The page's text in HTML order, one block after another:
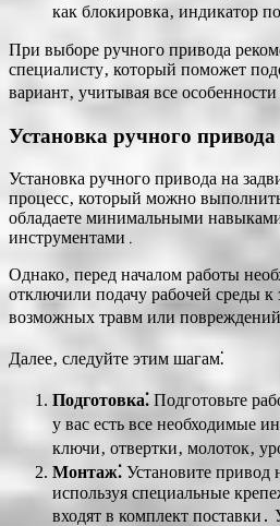
как блокировка‚ индикатор
При выборе ручного привода
специалисту‚ который поможет
вариант‚ учитывая все
Установка ручного привода
Установка ручного привода на
процесс‚ который можно
обладаете минимальными
инструментами․
Однако‚ перед началом работы
отключили подачу рабочей среды к
возможных травм или
Далее‚ следуйте этим шагам⁚
Подготовка⁚ Подготовьте
у вас есть все необходимые
ключи‚ отвертки‚ молоток‚
Монтаж⁚ Установите привод
используя специальные
входят в комплект поставки․